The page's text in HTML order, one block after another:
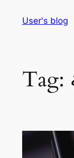
User's blog
Tag: